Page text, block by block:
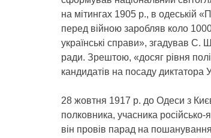
на мітингах 1905 р., в одеській
перед війною заробляв коло
українські справи», згадував С.
ради. Зрештою, «досяг рівня
кандидатів на посаду диктатора
28 жовтня 1917 р. до Одеси з
полковника, учасника російсько-
він провів парад на